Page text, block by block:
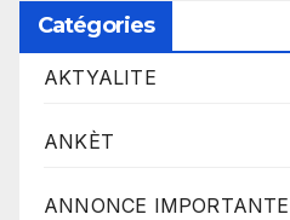
Catégories
AKTYALITE
ANKÈT
ANNONCE IMPORTANTE